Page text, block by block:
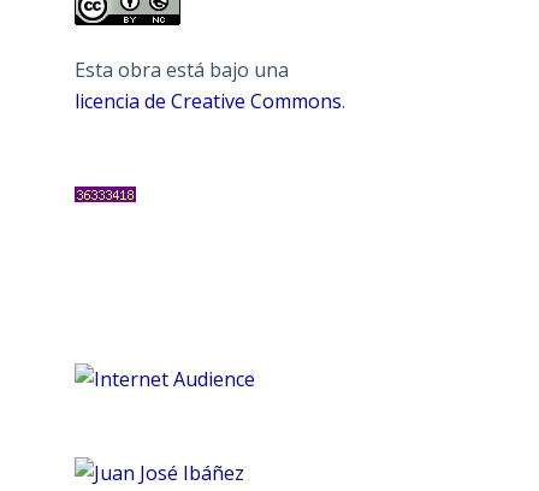
Esta obra está bajo una
licencia de Creative Commons.